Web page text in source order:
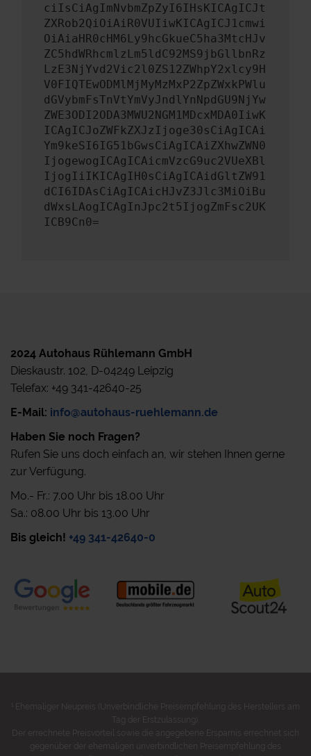
ciIsCiAgImNvbmZpZyI6IHsKICAgICJt
ZXRob2QiOiAiR0VUIiwKICAgICJ1cmwi
OiAiaHR0cHM6Ly9hcGkueC5ha3MtcHJv
ZC5hdWRhcmlzLm5ldC92MS9jbGllbnRz
LzE3NjYvd2Vic2l0ZS12ZWhpY2xlcy9H
V0FIQTEwODMlMjMyMzMxP2ZpZWxkPWlu
dGVybmFsTnVtYmVyJndlYnNpdGU9NjYw
ZWE3ODI2ODA3MWU2NGM1MDcxMDA0IiwK
ICAgICJoZWFkZXJzIjoge30sCiAgICAi
Ym9keSI6IG51bGwsCiAgICAiZXhwZWN0
IjogewogICAgICAicmVzcG9uc2VUeXBl
IjogIiIKICAgIH0sCiAgICAidGltZW91
dCI6IDAsCiAgICAicHJvZ3Jlc3MiOiBu
dWxsLAogICAgInJpc2t5IjogZmFsc2UK
ICB9Cn0=
2024 Autohaus Rühlemann GmbH
Dieskaustr. 102, D-04249 Leipzig
Telefax: +49 341-42640-25
E-Mail: info@autohaus-ruehlemann.de
Haben Sie noch Fragen?
Rufen Sie uns doch einfach an, wir stehen Ihnen gerne
zur Verfügung.
Mo.- Fr.: 7.00 Uhr bis 18.00 Uhr
Sa.: 08.00 Uhr bis 13.00 Uhr
Bis gleich! +49 341-42640-0
Ehemaliger Neupreis (Unverbindliche Preisempfehlung des Herstellers am
Tag der Erstzulassung).
Der errechnete Preisvorteil sowie die angegebene Ersparnis errechnet sich
gegenüber der ehemaligen unverbindlichen Preisempfehlung des